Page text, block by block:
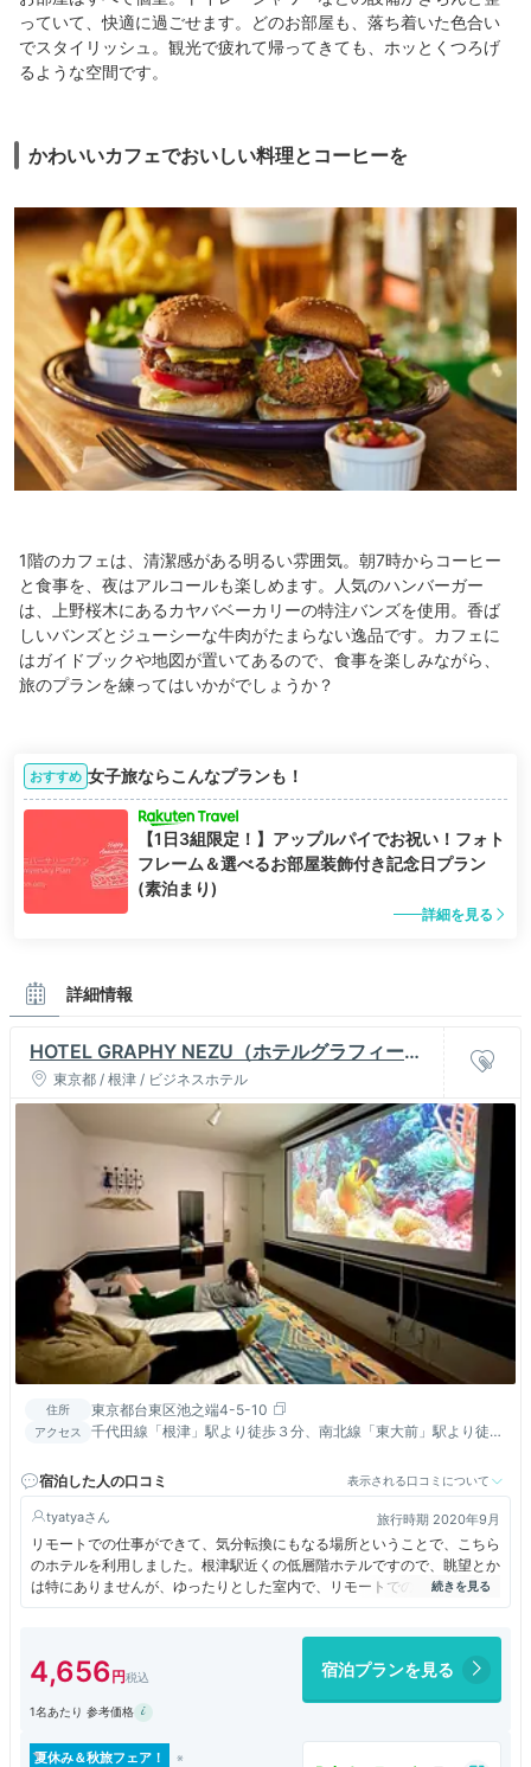
っていて、快適に過ごせます。どのお部屋も、落ち着いた色合い
でスタイリッシュ。観光で疲れて帰ってきても、ホッとくつろげ
るような空間です。
かわいいカフェでおいしい料理とコーヒーを
1階のカフェは、清潔感がある明るい雰囲気。朝7時からコーヒー
と食事を、夜はアルコールも楽しめます。人気のハンバーガー
は、上野桜木にあるカヤバベーカリーの特注バンズを使用。香ば
しいバンズとジューシーな牛肉がたまらない逸品です。カフェに
はガイドブックや地図が置いてあるので、食事を楽しみながら、
旅のプランを練ってはいかがでしょうか？
おすすめ 女子旅ならこんなプランも！
【1日3組限定！】アップルパイでお祝い！フォト
フレーム＆選べるお部屋装飾付き記念日プラン
(素泊まり)
詳細を見る
詳細情報
HOTEL GRAPHY NEZU（ホテルグラフィー根
津）東京都 / 根津 / ビジネスホテル
住所 東京都台東区池之端4-5-10
アクセス
千代田線「根津」駅より徒歩３分、南北線「東大前」駅より徒歩
宿泊した人の口コミ
表示される口コミについて
tyatya 旅行時期 2020年9月
リモートでの仕事ができて、気分転換にもなる場所ということで、こちら
のホテルを利用しました。根津駅近くの低層階ホテルですので、眺望とか
は特にありませんが、ゆったりとした室内で、リモートでの仕事にも集中
でき、仕事終わりには、ゆっくりと根津近辺の散策ができ、お店にも立ち
4,656 宿泊プランを見る
1名あたり 参考価格
夏休み＆秋旅フェア！